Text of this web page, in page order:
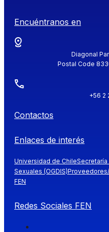
Encuéntranos en
Diagonal
Postal Code
+56 2
Contactos
Enlaces de interés
Universidad de Chile
Sexuales (OGDIS)
FEN
Redes Sociales FEN